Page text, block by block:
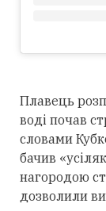
Плавець
воді почав
словами
бачив
нагородою
дозволили